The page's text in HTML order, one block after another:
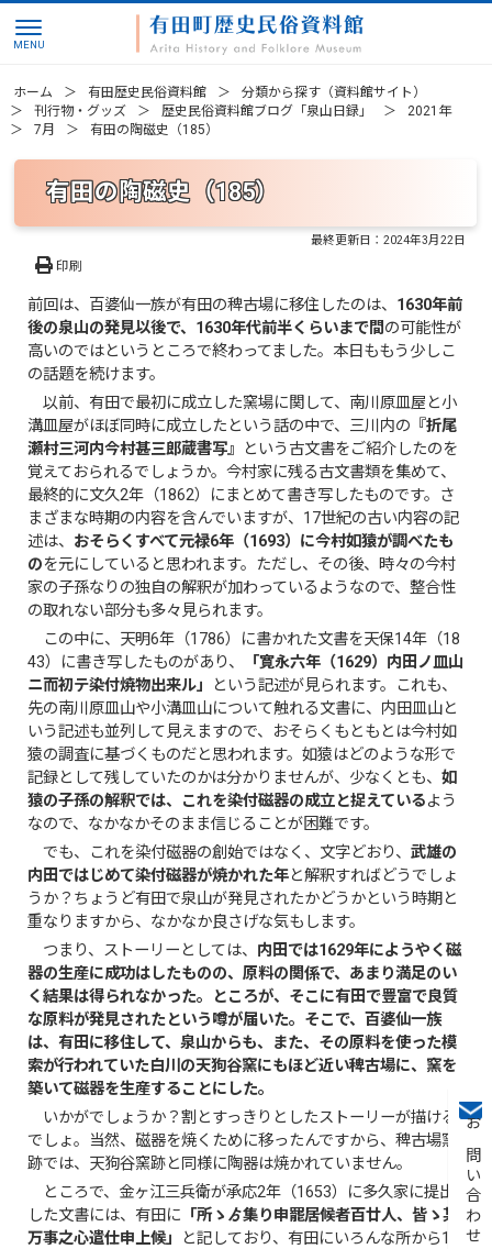
お問い合わせ
ホーム 有田歴史民俗資料館
分類から探す（資料館サイト）
刊行物・グッズ
歴史民俗資料館ブログ「泉山日録」
2021年
7月
有田の陶磁史（185）
有田の陶磁史（185）
最終更新日：2024年3月22日
印刷
前回は、百婆仙一族が有田の稗古場に移住したのは、 1630年前
後の泉山の発見以後で、1630年代前半くらいまで間の可能性が
高いのではというところで終わってました。本日ももう少しこ
の話題を続けます。
以前、有田で最初に成立した窯場に関して、南川原皿屋と小
溝皿屋がほぼ同時に成立したという話の中で、三川内の 『折尾
瀬村三河内今村甚三郎蔵書写』
という古文書をご紹介したのを
覚えておられるでしょうか。今村家に残る古文書類を集めて、
最終的に文久2年（1862）にまとめて書き写したものです。さ
まざまな時期の内容を含んでいますが、17世紀の古い内容の記
述は、 おそらくすべて元禄6年（1693）に今村如猿が調べたも
のを元にしていると思われます。ただし、その後、時々の今村
家の子孫なりの独自の解釈が加わっているようなので、整合性
の取れない部分も多々見られます。
この中に、天明6年（1786）に書かれた文書を天保14年（18
43）に書き写したものがあり、
「寛永六年（1629）内田ノ皿山
ニ而初テ染付焼物出来ル」
という記述が見られます。これも、
先の南川原皿山や小溝皿山について触れる文書に、内田皿山と
いう記述も並列して見えますので、おそらくもともとは今村如
猿の調査に基づくものだと思われます。如猿はどのような形で
記録として残していたのかは分かりませんが、少なくとも、如
猿の子孫の解釈では、これを染付磁器の成立と捉えているよう
なので、なかなかそのまま信じることが困難です。
でも、これを染付磁器の創始ではなく、文字どおり、武雄の
内田ではじめて染付磁器が焼かれた年と解釈すればどうでしょ
うか？ちょうど有田で泉山が発見されたかどうかという時期と
重なりますから、なかなか良さげな気もします。
つまり、ストーリーとしては、 内田では1629年にようやく磁
器の生産に成功はしたものの、原料の関係で、あまり満足のい
く結果は得られなかった。ところが、そこに有田で豊富で良質
な原料が発見されたという噂が届いた。そこで、百婆仙一族
は、有田に移住して、泉山からも、また、その原料を使った模
索が行われていた白川の天狗谷窯にもほど近い稗古場に、窯を
築いて磁器を生産することにした。
いかがでしょうか？割とすっきりとしたストーリーが描ける
でしょ。当然、磁器を焼くために移ったんですから、稗古場窯
跡では、天狗谷窯跡と同様に陶器は焼かれていません。
ところで、金ヶ江三兵衛が承応2年（1653）に多久家に提出
した文書には、有田に 「所ゝゟ集り申罷居候者百廿人、皆ゝ某
万事之心遣仕申上候」
と記しており、有田にいろんな所から12